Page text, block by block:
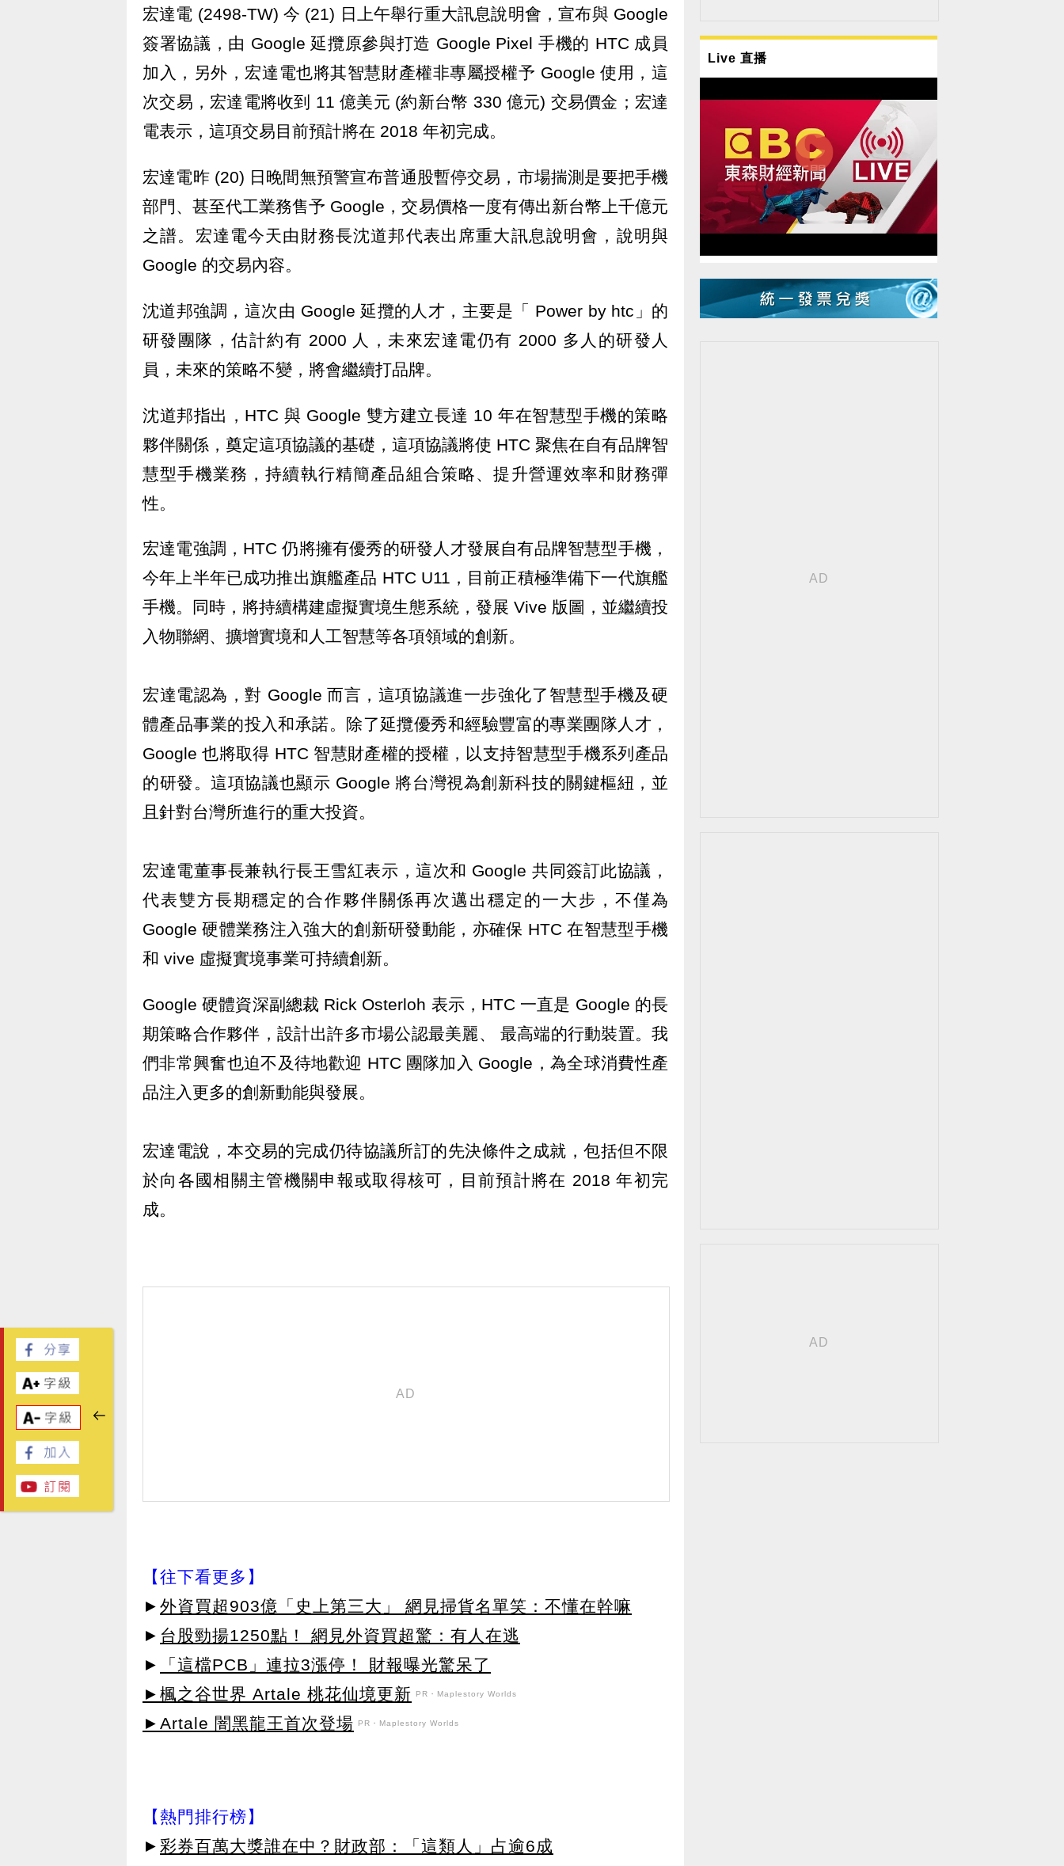
宏達電 (2498-TW) 今 (21) 日上午舉行重大訊息說明會，宣布與 Google
簽署協議，由 Google 延攬原參與打造 Google Pixel 手機的 HTC 成員
加入，另外，宏達電也將其智慧財產權非專屬授權予 Google 使用，這
次交易，宏達電將收到 11 億美元 (約新台幣 330 億元) 交易價金；宏達
電表示，這項交易目前預計將在 2018 年初完成。
宏達電昨 (20) 日晚間無預警宣布普通股暫停交易，市場揣測是要把手機
部門、甚至代工業務售予 Google，交易價格一度有傳出新台幣上千億元
之譜。宏達電今天由財務長沈道邦代表出席重大訊息說明會，說明與
Google 的交易內容。
沈道邦強調，這次由 Google 延攬的人才，主要是「 Power by htc」的
研發團隊，估計約有 2000 人，未來宏達電仍有 2000 多人的研發人
員，未來的策略不變，將會繼續打品牌。
沈道邦指出，HTC 與 Google 雙方建立長達 10 年在智慧型手機的策略
夥伴關係，奠定這項協議的基礎，這項協議將使 HTC 聚焦在自有品牌智
慧型手機業務，持續執行精簡產品組合策略、提升營運效率和財務彈
性。
宏達電強調，HTC 仍將擁有優秀的研發人才發展自有品牌智慧型手機，
今年上半年已成功推出旗艦產品 HTC U11，目前正積極準備下一代旗艦
手機。同時，將持續構建虛擬實境生態系統，發展 Vive 版圖，並繼續投
入物聯網、擴增實境和人工智慧等各項領域的創新。
宏達電認為，對 Google 而言，這項協議進一步強化了智慧型手機及硬
體產品事業的投入和承諾。除了延攬優秀和經驗豐富的專業團隊人才，
Google 也將取得 HTC 智慧財產權的授權，以支持智慧型手機系列產品
的研發。這項協議也顯示 Google 將台灣視為創新科技的關鍵樞紐，並
且針對台灣所進行的重大投資。
宏達電董事長兼執行長王雪紅表示，這次和 Google 共同簽訂此協議，
代表雙方長期穩定的合作夥伴關係再次邁出穩定的一大步，不僅為
Google 硬體業務注入強大的創新研發動能，亦確保 HTC 在智慧型手機
和 vive 虛擬實境事業可持續創新。
Google 硬體資深副總裁 Rick Osterloh 表示，HTC 一直是 Google 的長
期策略合作夥伴，設計出許多市場公認最美麗、 最高端的行動裝置。我
們非常興奮也迫不及待地歡迎 HTC 團隊加入 Google，為全球消費性產
品注入更多的創新動能與發展。
宏達電說，本交易的完成仍待協議所訂的先決條件之成就，包括但不限
於向各國相關主管機關申報或取得核可，目前預計將在 2018 年初完
成。
【往下看更多】
► 外資買超903億「史上第三大」 網見掃貨名單笑：不懂在幹嘛
► 台股勁揚1250點！ 網見外資買超驚：有人在逃
►
「這檔PCB」連拉3漲停！ 財報曝光驚呆了
►楓之谷世界 Artale 桃花仙境更新
PR・Maplestory Worlds
►Artale 闇黑龍王首次登場 PR・Maplestory Worlds
【熱門排行榜】
► 彩券百萬大獎誰在中？財政部：「這類人」占逾6成
Live 直播